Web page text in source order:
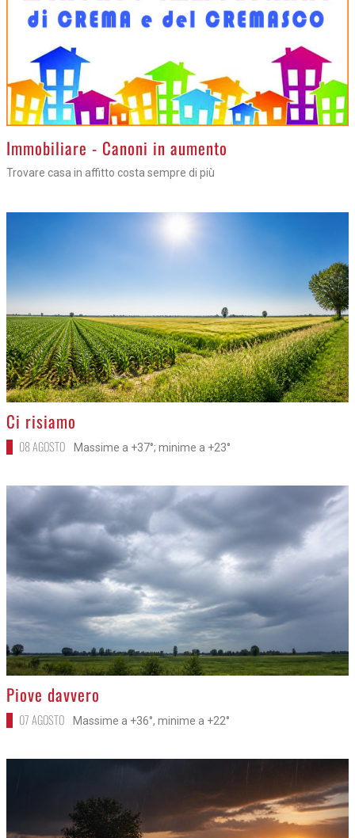
>Immobiliare - Canoni in aumento
Trovare casa in affitto costa sempre di più
>
Ci risiamo
08 AGOSTO Massime a +37°; minime a +23°
>
Piove davvero
07 AGOSTO Massime a +36°, minime a +22°